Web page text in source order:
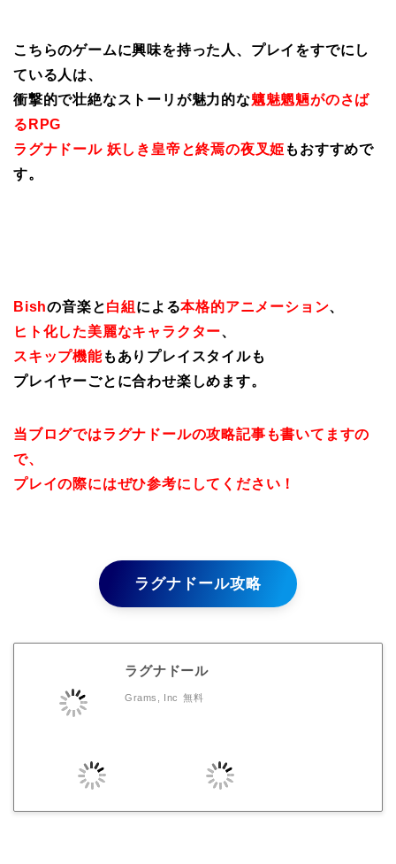
こちらのゲームに興味を持った人、プレイをすでにし
ている人は、
衝撃的で壮絶なストーリが魅力的な魑魅魍魎がのさば
るRPG
ラグナドール 妖しき皇帝と終焉の夜叉姫 もおすすめで
す。
Bishの音楽と白組 による本格的アニメーション、
ヒト化した美麗なキャラクター、
スキップ機能もありプレイスタイルも
プレイヤーごとに合わせ楽しめます。
当ブログではラグナドールの攻略記事も書いてますの
で、
プレイの際にはぜひ参考にしてください！
ラグナドール攻略
ラグナドール
Grams, Inc 無料